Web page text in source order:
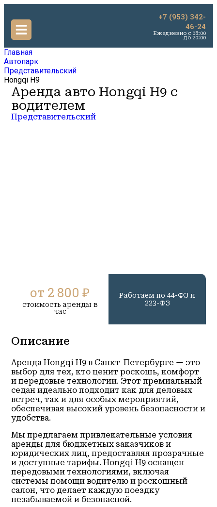
+7 (953) 342-
46-24
Ежедневно c 08:00
до 20:00
Главная
Автопарк
Представительский
Hongqi H9
Аренда авто Hongqi H9 с
водителем
Представительский
от 2 800 ₽
стоимость аренды в
час
Работаем по 44-ФЗ и
223-ФЗ
Описание
Аренда Hongqi H9 в Санкт-Петербурге — это
выбор для тех, кто ценит роскошь, комфорт
и передовые технологии. Этот премиальный
седан идеально подходит как для деловых
встреч, так и для особых мероприятий,
обеспечивая высокий уровень безопасности и
удобства.
Мы предлагаем привлекательные условия
аренды для бюджетных заказчиков и
юридических лиц, предоставляя прозрачные
и доступные тарифы. Hongqi H9 оснащен
передовыми технологиями, включая
системы помощи водителю и роскошный
салон, что делает каждую поездку
незабываемой и безопасной.